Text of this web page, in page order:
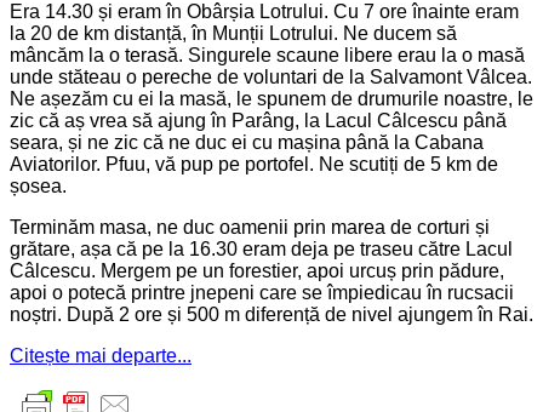
Era 14.30 și eram în Obârșia Lotrului. Cu 7 ore înainte eram
la 20 de km distanță, în Munții Lotrului. Ne ducem să
mâncăm la o terasă. Singurele scaune libere erau la o masă
unde stăteau o pereche de voluntari de la Salvamont Vâlcea.
Ne așezăm cu ei la masă, le spunem de drumurile noastre, le
zic că aș vrea să ajung în Parâng, la Lacul Câlcescu până
seara, și ne zic că ne duc ei cu mașina până la Cabana
Aviatorilor. Pfuu, vă pup pe portofel. Ne scutiți de 5 km de
șosea.
Terminăm masa, ne duc oamenii prin marea de corturi și
grătare, așa că pe la 16.30 eram deja pe traseu către Lacul
Câlcescu. Mergem pe un forestier, apoi urcuș prin pădure,
apoi o potecă printre jnepeni care se împiedicau în rucsacii
noștri. După 2 ore și 500 m diferență de nivel ajungem în Rai.
Citește mai departe...